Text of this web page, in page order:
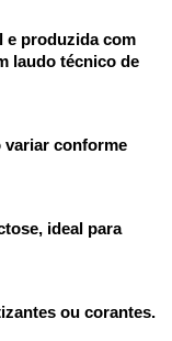
laudo técnico de
ou corantes.